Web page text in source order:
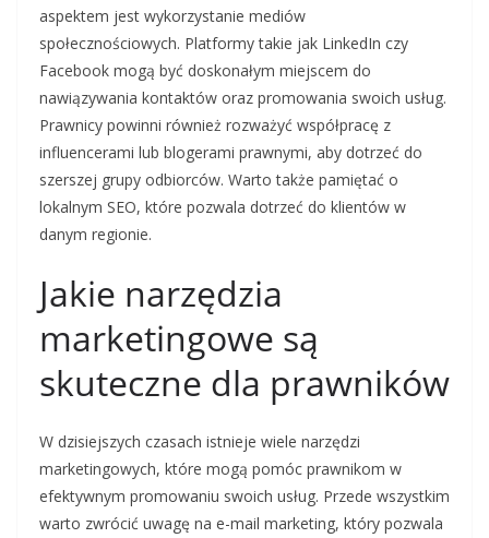
aspektem jest wykorzystanie mediów
społecznościowych. Platformy takie jak LinkedIn czy
Facebook mogą być doskonałym miejscem do
nawiązywania kontaktów oraz promowania swoich usług.
Prawnicy powinni również rozważyć współpracę z
influencerami lub blogerami prawnymi, aby dotrzeć do
szerszej grupy odbiorców. Warto także pamiętać o
lokalnym SEO, które pozwala dotrzeć do klientów w
danym regionie.
Jakie narzędzia
marketingowe są
skuteczne dla prawników
W dzisiejszych czasach istnieje wiele narzędzi
marketingowych, które mogą pomóc prawnikom w
efektywnym promowaniu swoich usług. Przede wszystkim
warto zwrócić uwagę na e-mail marketing, który pozwala